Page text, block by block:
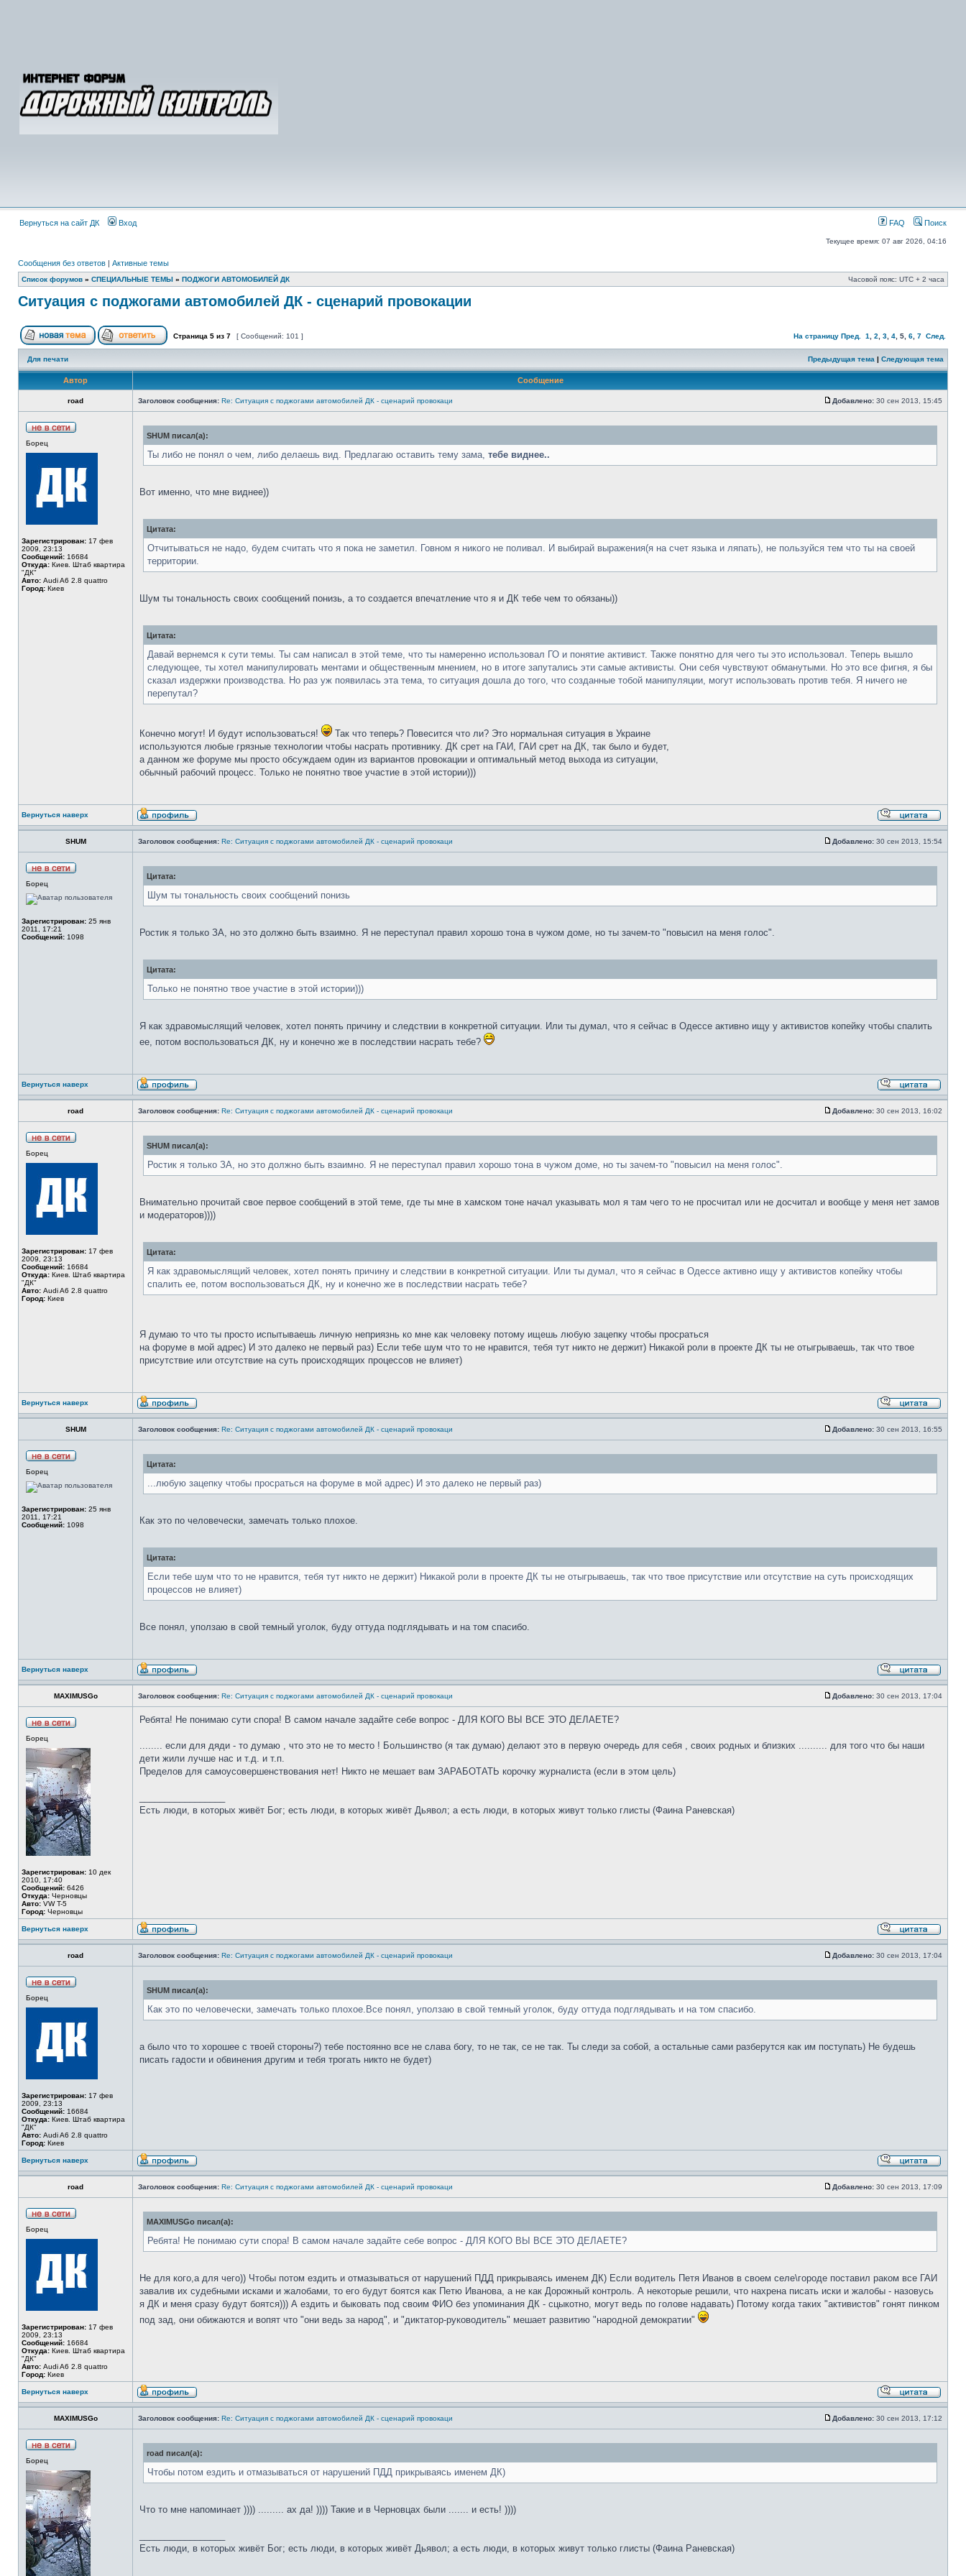
Вернуться на сайт ДК Вход FAQ Поиск
Текущее время: 07 авг 2026, 04:16
Сообщения без ответов | Активные темы
Список форумов » СПЕЦИАЛЬНЫЕ ТЕМЫ » ПОДЖОГИ АВТОМОБИЛЕЙ ДК Часовой пояс: UTC + 2 часа
Ситуация с поджогами автомобилей ДК - сценарий провокации
Страница 5 из 7 [ Сообщений: 101 ] На страницу Пред. 1 2 3 4 5 6 7 След.
Для печати Предыдущая тема | Следующая тема
Автор Сообщение
road Заголовок сообщения: Re: Ситуация с поджогами автомобилей ДК - сценарий провокаци Добавлено: 30 сен 2013, 15:45
Борец
Зарегистрирован: 17 фев
2009, 23:13
Сообщений: 16684
Откуда: Киев. Штаб квартира
"ДК"
Авто: Audi A6 2.8 quattro
Город: Киев
SHUM писал(а):
Ты либо не понял о чем, либо делаешь вид. Предлагаю оставить тему зама, тебе виднее..
Вот именно, что мне виднее))
Цитата:
Отчитываться не надо, будем считать что я пока не заметил. Говном я никого не поливал. И выбирай выражения(я на счет языка и ляпать), не пользуйся тем что ты на своей
территории.
Шум ты тональность своих сообщений понизь, а то создается впечатление что я и ДК тебе чем то обязаны))
Цитата:
Давай вернемся к сути темы. Ты сам написал в этой теме, что ты намеренно использовал ГО и понятие активист. Также понятно для чего ты это использовал. Теперь вышло
следующее, ты хотел манипулировать ментами и общественным мнением, но в итоге запутались эти самые активисты. Они себя чувствуют обманутыми. Но это все фигня, я бы
сказал издержки производства. Но раз уж появилась эта тема, то ситуация дошла до того, что созданные тобой манипуляции, могут использовать против тебя. Я ничего не
перепутал?
Конечно могут! И будут использоваться!
Так что теперь? Повесится что ли? Это нормальная ситуация в Украине
используются любые грязные технологии чтобы насрать противнику. ДК срет на ГАИ, ГАИ срет на ДК, так было и будет,
а данном же форуме мы просто обсуждаем один из вариантов провокации и оптимальный метод выхода из ситуации,
обычный рабочий процесс. Только не понятно твое участие в этой истории)))
Вернуться наверх
SHUM Заголовок сообщения: Re: Ситуация с поджогами автомобилей ДК - сценарий провокаци Добавлено: 30 сен 2013, 15:54
Борец
Зарегистрирован: 25 янв
2011, 17:21
Сообщений: 1098
Цитата:
Шум ты тональность своих сообщений понизь
Ростик я только ЗА, но это должно быть взаимно. Я не переступал правил хорошо тона в чужом доме, но ты зачем-то "повысил на меня голос".
Цитата:
Только не понятно твое участие в этой истории)))
Я как здравомыслящий человек, хотел понять причину и следствии в конкретной ситуации. Или ты думал, что я сейчас в Одессе активно ищу у активистов копейку чтобы спалить
ее, потом воспользоваться ДК, ну и конечно же в последствии насрать тебе?
Вернуться наверх
road Заголовок сообщения: Re: Ситуация с поджогами автомобилей ДК - сценарий провокаци Добавлено: 30 сен 2013, 16:02
Борец
Зарегистрирован: 17 фев
2009, 23:13
Сообщений: 16684
Откуда: Киев. Штаб квартира
"ДК"
Авто: Audi A6 2.8 quattro
Город: Киев
SHUM писал(а):
Ростик я только ЗА, но это должно быть взаимно. Я не переступал правил хорошо тона в чужом доме, но ты зачем-то "повысил на меня голос".
Внимательно прочитай свое первое сообщений в этой теме, где ты мне в хамском тоне начал указывать мол я там чего то не просчитал или не досчитал и вообще у меня нет замов
и модераторов))))
Цитата:
Я как здравомыслящий человек, хотел понять причину и следствии в конкретной ситуации. Или ты думал, что я сейчас в Одессе активно ищу у активистов копейку чтобы
спалить ее, потом воспользоваться ДК, ну и конечно же в последствии насрать тебе?
Я думаю то что ты просто испытываешь личную неприязнь ко мне как человеку потому ищешь любую зацепку чтобы просраться
на форуме в мой адрес) И это далеко не первый раз) Если тебе шум что то не нравится, тебя тут никто не держит) Никакой роли в проекте ДК ты не отыгрываешь, так что твое
присутствие или отсутствие на суть происходящих процессов не влияет)
Вернуться наверх
SHUM Заголовок сообщения: Re: Ситуация с поджогами автомобилей ДК - сценарий провокаци Добавлено: 30 сен 2013, 16:55
Борец
Зарегистрирован: 25 янв
2011, 17:21
Сообщений: 1098
Цитата:
...любую зацепку чтобы просраться на форуме в мой адрес) И это далеко не первый раз)
Как это по человечески, замечать только плохое.
Цитата:
Если тебе шум что то не нравится, тебя тут никто не держит) Никакой роли в проекте ДК ты не отыгрываешь, так что твое присутствие или отсутствие на суть происходящих
процессов не влияет)
Все понял, уползаю в свой темный уголок, буду оттуда подглядывать и на том спасибо.
Вернуться наверх
MAXIMUSGo Заголовок сообщения: Re: Ситуация с поджогами автомобилей ДК - сценарий провокаци Добавлено: 30 сен 2013, 17:04
Борец
Зарегистрирован: 10 дек
2010, 17:40
Сообщений: 6426
Откуда: Черновцы
Авто: VW T-5
Город: Черновцы
Ребята! Не понимаю сути спора! В самом начале задайте себе вопрос - ДЛЯ КОГО ВЫ ВСЕ ЭТО ДЕЛАЕТЕ?
........ если для дяди - то думаю , что это не то место ! Большинство (я так думаю) делают это в первую очередь для себя , своих родных и близких .......... для того что бы наши
дети жили лучше нас и т.д. и т.п.
Пределов для самоусовершенствования нет! Никто не мешает вам ЗАРАБОТАТЬ корочку журналиста (если в этом цель)
Есть люди, в которых живёт Бог; есть люди, в которых живёт Дьявол; а есть люди, в которых живут только глисты (Фаина Раневская)
Вернуться наверх
road Заголовок сообщения: Re: Ситуация с поджогами автомобилей ДК - сценарий провокаци Добавлено: 30 сен 2013, 17:04
Борец
Зарегистрирован: 17 фев
2009, 23:13
Сообщений: 16684
Откуда: Киев. Штаб квартира
"ДК"
Авто: Audi A6 2.8 quattro
Город: Киев
SHUM писал(а):
Как это по человечески, замечать только плохое.Все понял, уползаю в свой темный уголок, буду оттуда подглядывать и на том спасибо.
а было что то хорошее с твоей стороны?) тебе постоянно все не слава богу, то не так, се не так. Ты следи за собой, а остальные сами разберутся как им поступать) Не будешь
писать гадости и обвинения другим и тебя трогать никто не будет)
Вернуться наверх
road Заголовок сообщения: Re: Ситуация с поджогами автомобилей ДК - сценарий провокаци Добавлено: 30 сен 2013, 17:09
Борец
Зарегистрирован: 17 фев
2009, 23:13
Сообщений: 16684
Откуда: Киев. Штаб квартира
"ДК"
Авто: Audi A6 2.8 quattro
Город: Киев
MAXIMUSGo писал(а):
Ребята! Не понимаю сути спора! В самом начале задайте себе вопрос - ДЛЯ КОГО ВЫ ВСЕ ЭТО ДЕЛАЕТЕ?
Не для кого,а для чего)) Чтобы потом ездить и отмазываться от нарушений ПДД прикрываясь именем ДК) Если водитель Петя Иванов в своем селе\городе поставил раком все ГАИ
завалив их судебными исками и жалобами, то его будут боятся как Петю Иванова, а не как Дорожный контроль. А некоторые решили, что нахрена писать иски и жалобы - назовусь
я ДК и меня сразу будут боятся))) А ездить и быковать под своим ФИО без упоминания ДК - сцыкотно, могут ведь по голове надавать) Потому когда таких "активистов" гонят пинком
под зад, они обижаются и вопят что "они ведь за народ", и "диктатор-руководитель" мешает развитию "народной демократии"
Вернуться наверх
MAXIMUSGo Заголовок сообщения: Re: Ситуация с поджогами автомобилей ДК - сценарий провокаци Добавлено: 30 сен 2013, 17:12
Борец
road писал(а):
Чтобы потом ездить и отмазываться от нарушений ПДД прикрываясь именем ДК)
Что то мне напоминает )))) ......... ах да! )))) Такие и в Черновцах были ....... и есть! ))))
Есть люди, в которых живёт Бог; есть люди, в которых живёт Дьявол; а есть люди, в которых живут только глисты (Фаина Раневская)